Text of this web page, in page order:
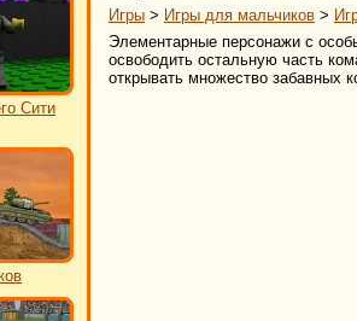
Сити
Игры > Игры для мальчиков >
Элементарные персонажи с
освободить остальную часть
открывать множество забавных